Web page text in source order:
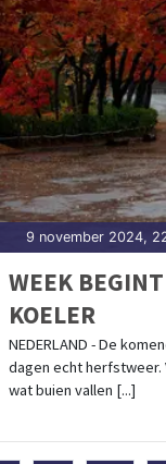
9 november 2024,
WEEK
KOELER
NEDERLAND - De
dagen echt herfstweer.
wat buien vallen [...]